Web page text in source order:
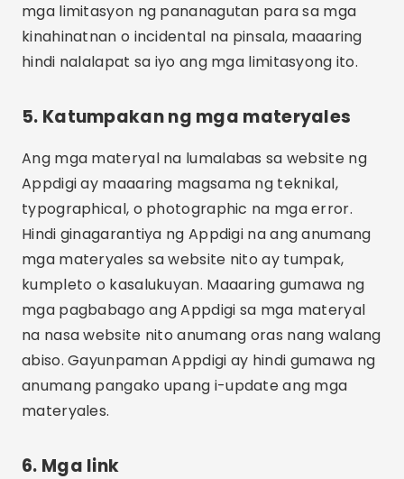
mga limitasyon ng pananagutan para sa mga
kinahinatnan o incidental na pinsala, maaaring
hindi nalalapat sa iyo ang mga limitasyong ito.
5. Katumpakan ng mga materyales
Ang mga materyal na lumalabas sa website ng
Appdigi ay maaaring magsama ng teknikal,
typographical, o photographic na mga error.
Hindi ginagarantiya ng Appdigi na ang anumang
mga materyales sa website nito ay tumpak,
kumpleto o kasalukuyan. Maaaring gumawa ng
mga pagbabago ang Appdigi sa mga materyal
na nasa website nito anumang oras nang walang
abiso. Gayunpaman Appdigi ay hindi gumawa ng
anumang pangako upang i-update ang mga
materyales.
6. Mga link